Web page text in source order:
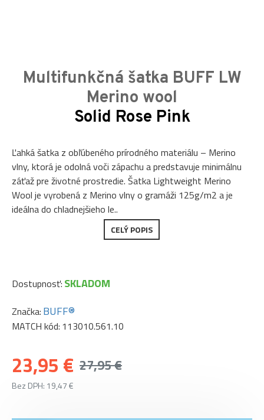
Multifunkčná šatka BUFF LW
Merino wool
Solid Rose Pink
Ľahká šatka z obľúbeného prírodného materiálu – Merino
vlny, ktorá je odolná voči zápachu a predstavuje minimálnu
záťaž pre životné prostredie. Šatka Lightweight Merino
Wool je vyrobená z Merino vlny o gramáži 125g/m2 a je
ideálna do chladnejšieho le..
CELÝ POPIS
23,95 € 27,95 €
Bez DPH: 19,47 €
Dostupnosť: SKLADOM
Značka: BUFF®
MATCH kód: 113010.561.10